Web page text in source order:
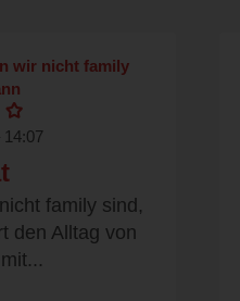
wir nicht family
14:07
family sind,
den Alltag von